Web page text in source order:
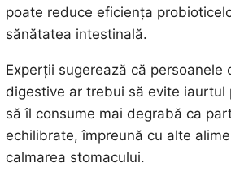
poate reduce eficiența
sănătatea intestinală.
Experții sugerează că persoanele
digestive ar trebui să evite iaurtul
să îl consume mai degrabă ca
echilibrate, împreună cu alte
calmarea stomacului.